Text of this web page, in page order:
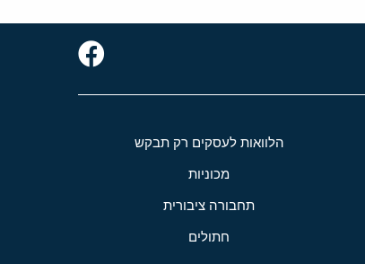
הלוואות לעסקים רק תבקש
מכוניות
תחבורה ציבורית
חתולים